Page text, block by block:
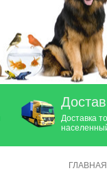
Доставка
ГЛАВНАЯ